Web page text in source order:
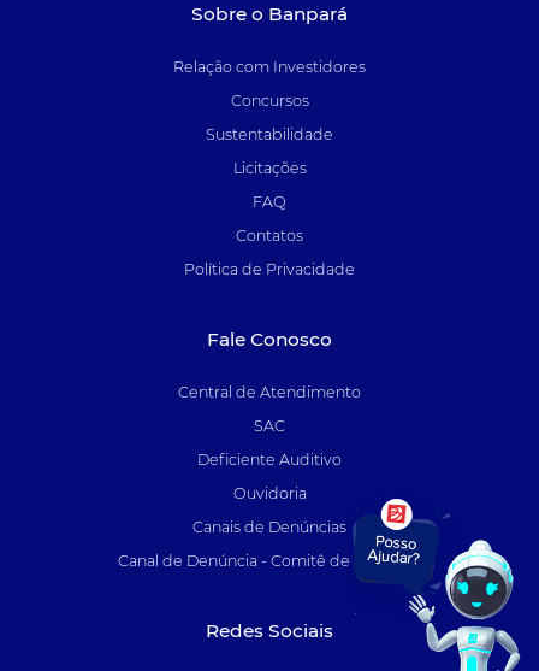
Sobre o Banpará
Relação com Investidores
Concursos
Sustentabilidade
Licitações
FAQ
Contatos
Política de Privacidade
Fale Conosco
Central de Atendimento
SAC
Deficiente Auditivo
Ouvidoria
Canais de Denúncias
Canal de Denúncia - Comitê de Auditoria
Redes Sociais